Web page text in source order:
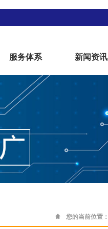
服务体系 新闻资讯
您的当前位置：